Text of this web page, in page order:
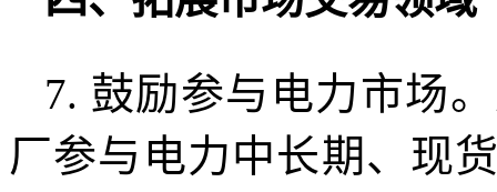
7. 鼓励参与电力市场
厂参与电力中长期、现